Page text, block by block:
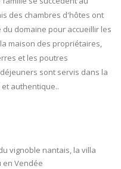
des chambres d'hôtes ont
domaine pour accueillir les
maison des propriétaires,
et les poutres
sont servis dans la
authentique..
vignoble nantais, la villa
en Vendée